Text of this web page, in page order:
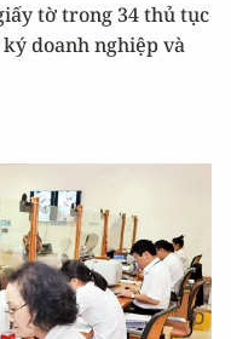
tờ trong 34 thủ tục
doanh nghiệp và